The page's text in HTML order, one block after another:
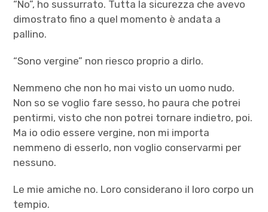
“No”, ho sussurrato. Tutta la sicurezza che avevo
dimostrato fino a quel momento è andata a
pallino.
“Sono vergine” non riesco proprio a dirlo.
Nemmeno che non ho mai visto un uomo nudo.
Non so se voglio fare sesso, ho paura che potrei
pentirmi, visto che non potrei tornare indietro, poi.
Ma io odio essere vergine, non mi importa
nemmeno di esserlo, non voglio conservarmi per
nessuno.
Le mie amiche no. Loro considerano il loro corpo un
tempio.